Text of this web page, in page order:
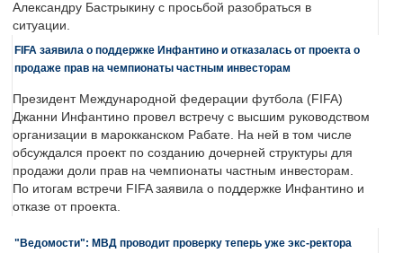
Александру Бастрыкину с просьбой разобраться в
ситуации.
FIFA заявила о поддержке Инфантино и отказалась от проекта о
продаже прав на чемпионаты частным инвесторам
Президент Международной федерации футбола (FIFA)
Джанни Инфантино провел встречу с высшим руководством
организации в марокканском Рабате. На ней в том числе
обсуждался проект по созданию дочерней структуры для
продажи доли прав на чемпионаты частным инвесторам.
По итогам встречи FIFA заявила о поддержке Инфантино и
отказе от проекта.
"Ведомости": МВД проводит проверку теперь уже экс-ректора